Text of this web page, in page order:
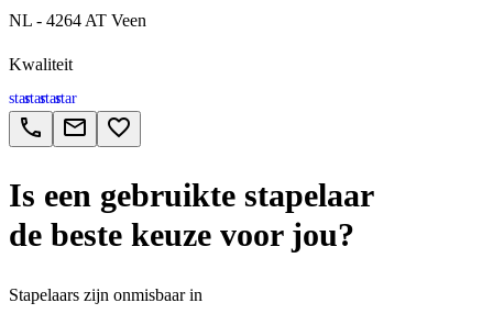
NL - 4264 AT Veen
Kwaliteit
starstarstarstar
call email favorite_border
Is een gebruikte stapelaar
de beste keuze voor jou?
Stapelaars zijn onmisbaar in